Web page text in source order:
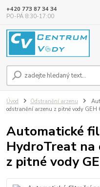
+420 773 87 34 34
PO-PÁ 8:30-17:00
Úvod Odstranění arzenu
odstranění arzenu z pitné vody GEH
Automatické
HydroTreat na
z pitné vody